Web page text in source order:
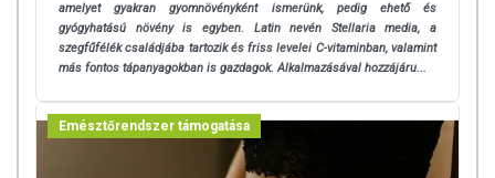
amelyet gyakran gyomnövényként ismerünk, pedig ehető és
gyógyhatású növény is egyben. Latin nevén Stellaria media, a
szegfűfélék családjába tartozik és friss levelei C-vitaminban, valamint
más fontos tápanyagokban is gazdagok. Alkalmazásával hozzájáru...
Emésztőrendszer támogatása